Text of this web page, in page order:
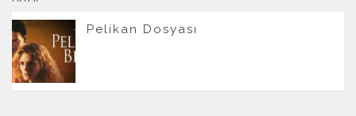
Pelikan Dosyası